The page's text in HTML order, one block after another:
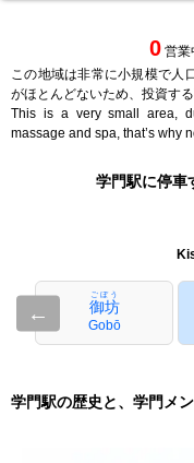
0 営業
この地域は非常に小規模で人
がほとんどないため、投資す
This is a very small area,
massage and spa, that’s why
学門駅に停車
← 御坊
ごぼう
Gobō
学門駅の歴史と、学門メ